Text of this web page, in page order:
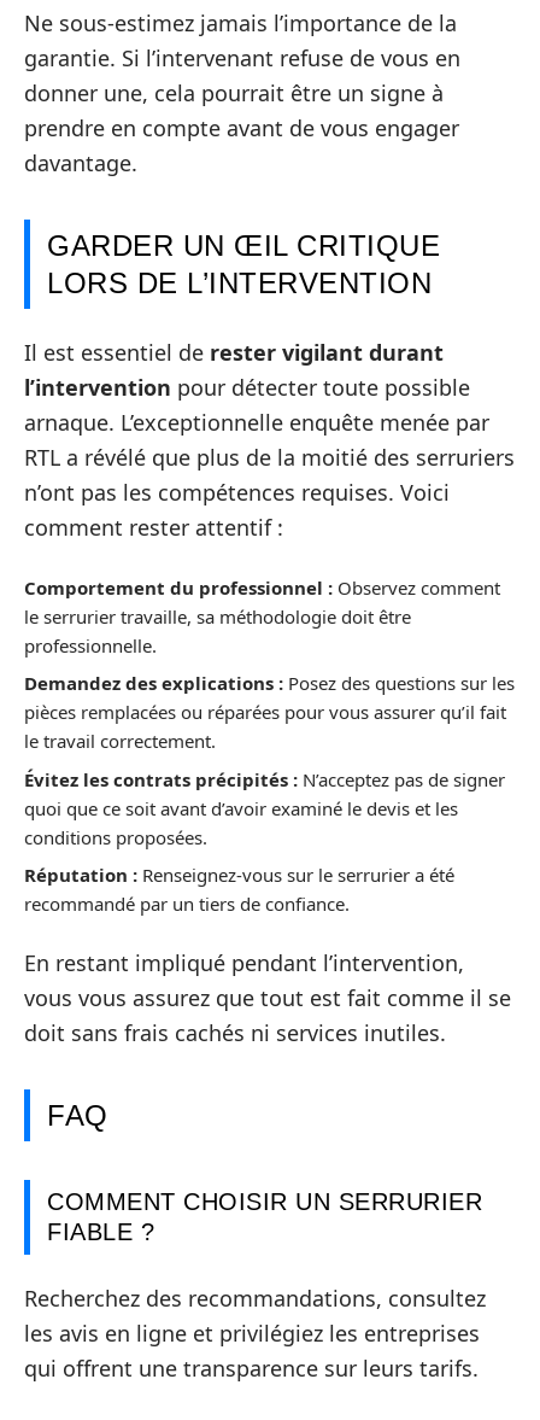
Ne sous-estimez jamais l’importance de la
garantie. Si l’intervenant refuse de vous en
donner une, cela pourrait être un signe à
prendre en compte avant de vous engager
davantage.
GARDER UN ŒIL CRITIQUE
LORS DE L’INTERVENTION
Il est essentiel de rester vigilant durant
l’intervention pour détecter toute possible
arnaque. L’exceptionnelle enquête menée par
RTL a révélé que plus de la moitié des serruriers
n’ont pas les compétences requises. Voici
comment rester attentif :
Comportement du professionnel : Observez comment
le serrurier travaille, sa méthodologie doit être
professionnelle.
Demandez des explications : Posez des questions sur les
pièces remplacées ou réparées pour vous assurer qu’il fait
le travail correctement.
Évitez les contrats précipités : N’acceptez pas de signer
quoi que ce soit avant d’avoir examiné le devis et les
conditions proposées.
Réputation : Renseignez-vous sur le serrurier a été
recommandé par un tiers de confiance.
En restant impliqué pendant l’intervention,
vous vous assurez que tout est fait comme il se
doit sans frais cachés ni services inutiles.
FAQ
COMMENT CHOISIR UN SERRURIER
FIABLE ?
Recherchez des recommandations, consultez
les avis en ligne et privilégiez les entreprises
qui offrent une transparence sur leurs tarifs.